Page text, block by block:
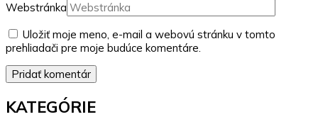
Webstránka
Uložiť moje meno, e-mail a webovú stránku v tomto
prehliadači pre moje budúce komentáre.
KATEGÓRIE